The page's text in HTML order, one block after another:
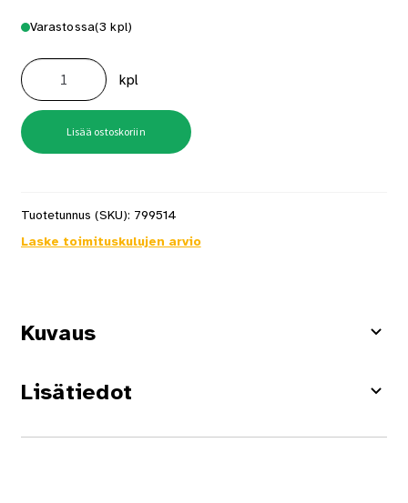
Varastossa(3 kpl)
Wc-
Paperiteline
House
Kromi
määrä
kpl
Lisää ostoskoriin
Tuotetunnus (SKU): 799514
Laske toimituskulujen arvio
Kuvaus
Lisätiedot